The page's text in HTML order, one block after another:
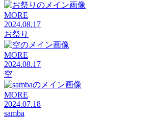
MORE
2024.08.17
お祭り
MORE
2024.08.17
空
MORE
2024.07.18
samba